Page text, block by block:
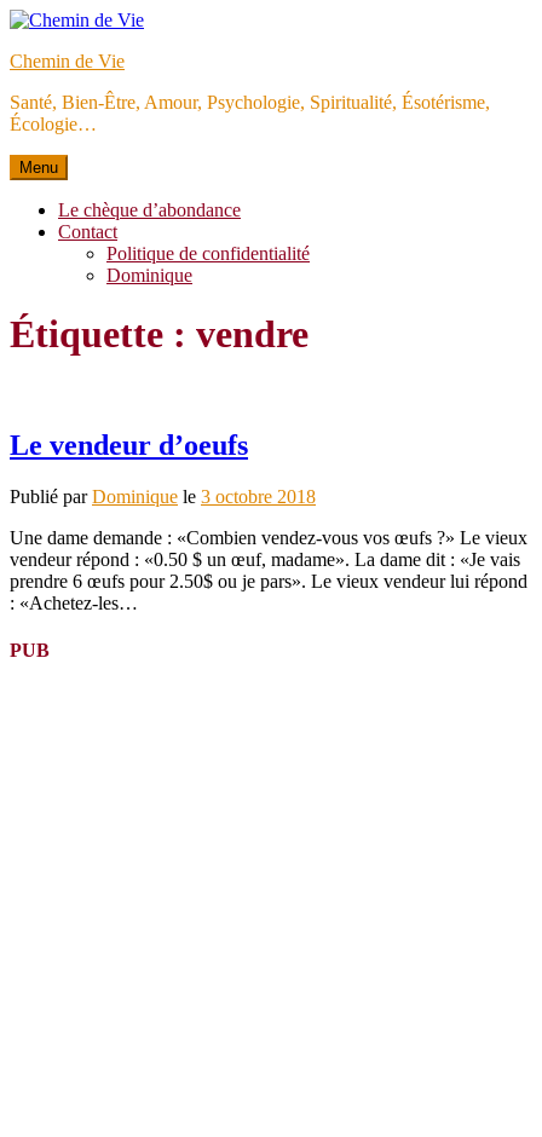
Aller
contenu
Chemin de Vie
Santé, Bien-Être, Amour, Psychologie, Spiritualité, Ésotérisme,
Écologie…
Menu
Le chèque d’abondance
Contact
Politique de confidentialité
Dominique
Étiquette : vendre
Le vendeur d’oeufs
Publié parDominique le 3 octobre 2018
Une dame demande : «Combien vendez-vous vos œufs ?» Le vieux
vendeur répond : «0.50 $ un œuf, madame». La dame dit : «Je vais
prendre 6 œufs pour 2.50$ ou je pars». Le vieux vendeur lui répond
: «Achetez-les…
PUB